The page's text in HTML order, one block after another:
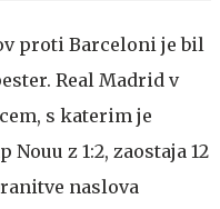
proti Barceloni je bil
Real Madrid v
s katerim je
z 1:2, zaostaja 12
naslova